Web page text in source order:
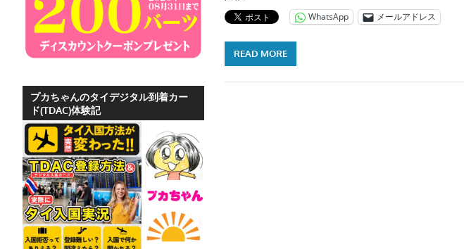
や
テ
情
報、
レ
ス
ト
ラ
ン
WhatsApp メールアドレス
READ MORE
プカちゃんのタイデジタル到着カー
ド(TDAC)体験記